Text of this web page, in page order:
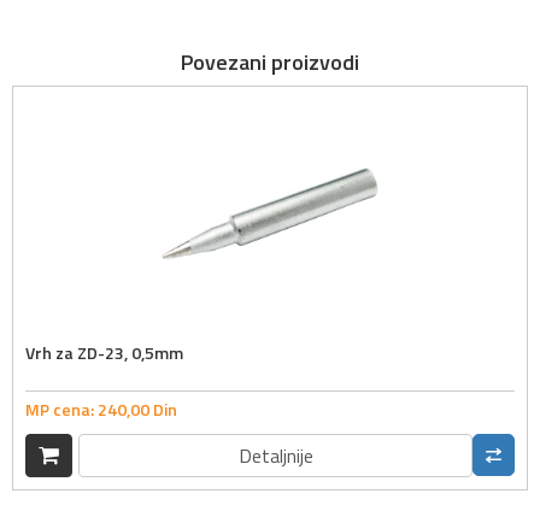
Povezani proizvodi
Vrh za ZD-23, 0,5mm
MP cena:240,00Din
Detaljnije